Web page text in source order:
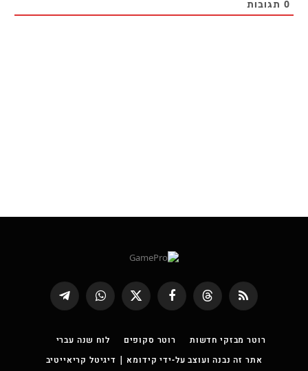
0 תגובות
RSS
Threads פייסבוק
X
(טוויטר)
WhatsApp
Telegram
רוטר מבזקי חדשות רוטר סקופים
לוח שנה עברי
אתר זה נבנה ועוצב על-ידי קידומא | דיגיטל קריאייטיב